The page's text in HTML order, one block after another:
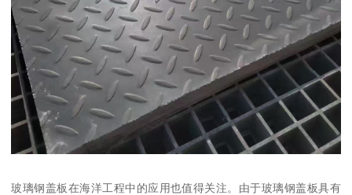
玻璃钢盖板在海洋工程中的应用也值得关注。由于玻璃钢盖板具有